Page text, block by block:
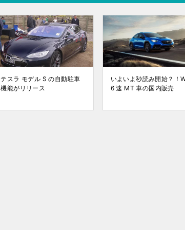
テスラ モデル S の自動駐車
機能がリリース
いよいよ秒読み開始？！
6 速 MT 車の国内販売